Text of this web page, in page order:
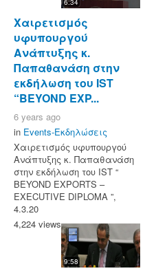
6:34
Χαιρετισμός
υφυπουργού
Ανάπτυξης κ.
Παπαθανάση στην
εκδήλωση του IST
“BEYOND EXP...
6 years ago
in Events-Εκδηλώσεις
Χαιρετισμός υφυπουργού
Ανάπτυξης κ. Παπαθανάση
στην εκδήλωση του IST “
BEYOND EXPORTS –
EXECUTIVE DIPLOMA ”,
4.3.20
4,224 views
9:58